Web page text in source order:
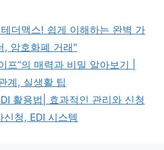
더맥스! 쉽게 이해하는 완벽 가
, 암호화폐 거래"
프”의 매력과 비밀 알아보기 |
계, 실생활 팁
활용법| 효과적인 관리와 신청
청, EDI 시스템